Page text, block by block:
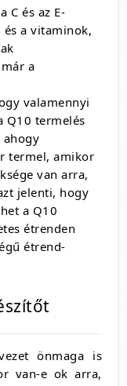
C és az E-
a vitaminok,
a
valamennyi
Q10 termelés
ahogy
termel, amikor
van arra,
jelenti, hogy
a Q10
étrenden
étrend-
önmaga is
van-e ok arra,